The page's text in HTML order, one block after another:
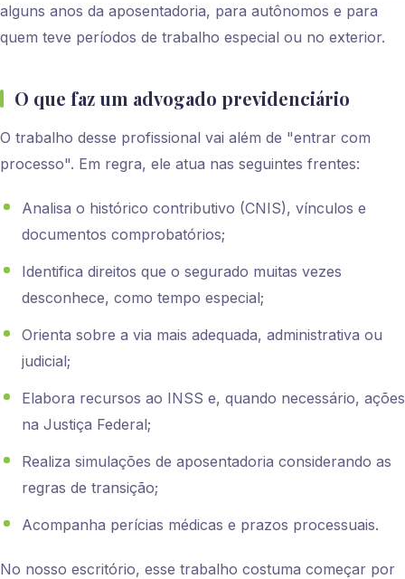
alguns anos da aposentadoria, para autônomos e para
quem teve períodos de trabalho especial ou no exterior.
O que faz um advogado previdenciário
O trabalho desse profissional vai além de "entrar com
processo". Em regra, ele atua nas seguintes frentes:
Analisa o histórico contributivo (CNIS), vínculos e
documentos comprobatórios;
Identifica direitos que o segurado muitas vezes
desconhece, como tempo especial;
Orienta sobre a via mais adequada, administrativa ou
judicial;
Elabora recursos ao INSS e, quando necessário, ações
na Justiça Federal;
Realiza simulações de aposentadoria considerando as
regras de transição;
Acompanha perícias médicas e prazos processuais.
No nosso escritório, esse trabalho costuma começar por